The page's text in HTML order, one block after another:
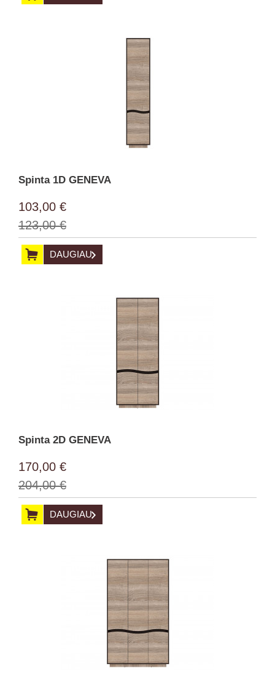
Spinta 1D GENEVA
103,00 €
123,00 €
DAUGIAU
Spinta 2D GENEVA
170,00 €
204,00 €
DAUGIAU